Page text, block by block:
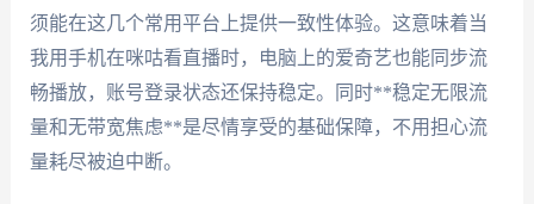
须能在这几个常用平台上提供一致性体验。这意味着当
我用手机在咪咕看直播时，电脑上的爱奇艺也能同步流
畅播放，账号登录状态还保持稳定。同时**稳定无限流
量和无带宽焦虑**是尽情享受的基础保障，不用担心流
量耗尽被迫中断。